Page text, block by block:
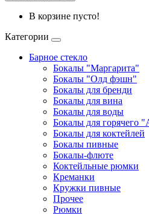
В корзине пусто!
Категории
Барное стекло
Бокалы "Маргарита"
Бокалы "Олд фэшн"
Бокалы для бренди
Бокалы для вина
Бокалы для воды
Бокалы для горячего
Бокалы для коктейлей
Бокалы пивные
Бокалы-флюте
Коктейльные рюмки
Креманки
Кружки пивные
Прочее
Рюмки